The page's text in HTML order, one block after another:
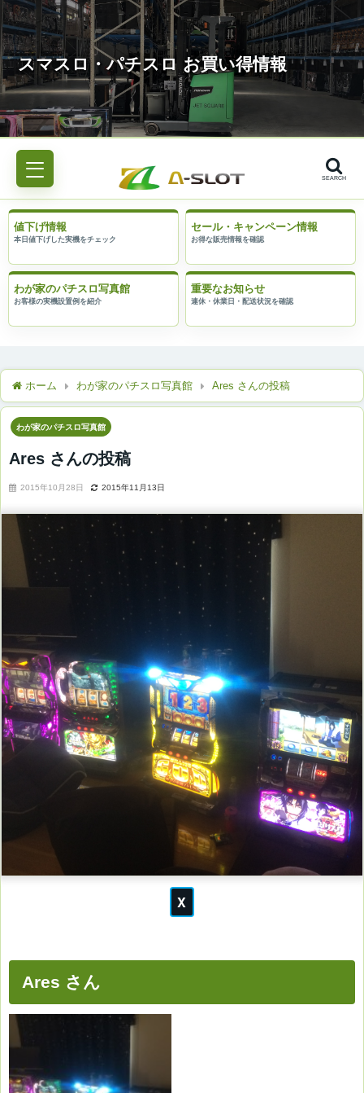
SEARCH
値下げ情報 セール・キャンペーン情報
わが家のパチスロ写真館 重要なお知らせ
ホーム わが家のパチスロ写真館 Ares さんの投稿
わが家のパチスロ写真館
Ares さんの投稿
2015年10月28日 2015年11月13日
Ares さん